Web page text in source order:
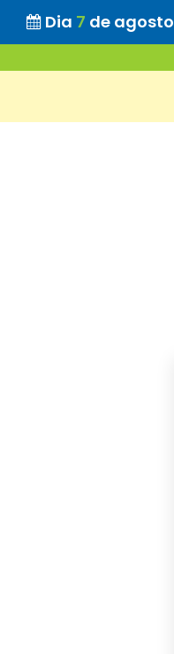
Dia 7 de agosto